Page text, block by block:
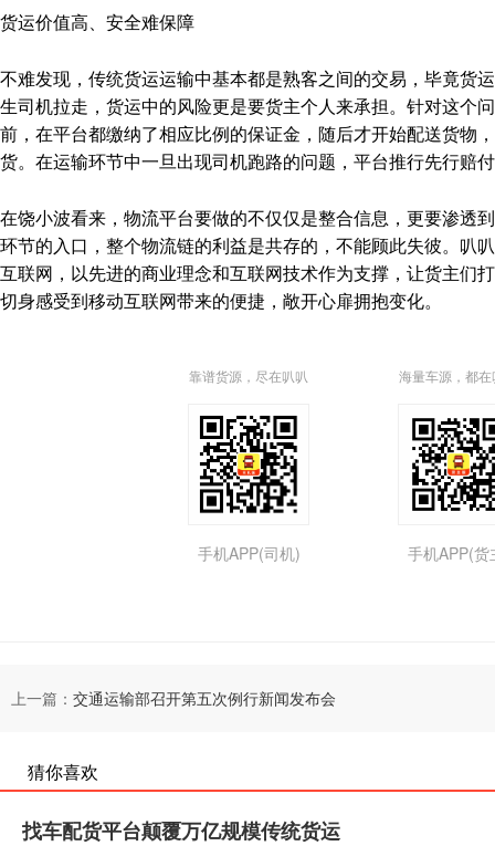
货运价值高、安全难保障
不难发现，传统货运运输中基本都是熟客之间的交易，毕竟货
生司机拉走，货运中的风险更是要货主个人来承担。针对这个
前，在平台都缴纳了相应比例的保证金，随后才开始配送货物
货。在运输环节中一旦出现司机跑路的问题，平台推行先行赔
在饶小波看来，物流平台要做的不仅仅是整合信息，更要渗透
环节的入口，整个物流链的利益是共存的，不能顾此失彼。叭
互联网，以先进的商业理念和互联网技术作为支撑，让货主们
切身感受到移动互联网带来的便捷，敞开心扉拥抱变化。
靠谱货源，尽在叭叭
手机APP(司机)
海量车源，都在
手机APP(货
上一篇： 交通运输部召开第五次例行新闻发布会
猜你喜欢
找车配货平台颠覆万亿规模传统货运